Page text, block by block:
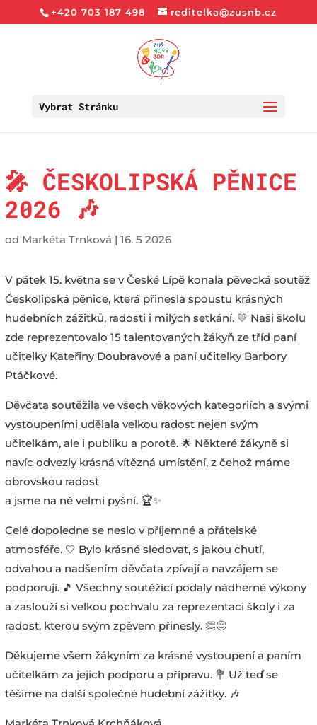
+420 703 187 498 reditelka@zusnb.cz
Vybrat Stránku
🎤 ČESKOLIPSKÁ PĚNICE
2026 🎶
od Markéta Trnková | 16. 5 2026
V pátek 15. května se v České Lípě konala pěvecká soutěž
Českolipská pěnice, která přinesla spoustu krásných
hudebních zážitků, radosti i milých setkání. 💛 Naši školu
zde reprezentovalo 15 talentovaných žákyň ze tříd paní
učitelky Kateřiny Doubravové a paní učitelky Barbory
Ptáčkové.
Děvčata soutěžila ve všech věkových kategoriích a svými
vystoupeními udělala velkou radost nejen svým
učitelkám, ale i publiku a porotě. 🌟 Některé žákyně si
navíc odvezly krásná vítězná umístění, z čehož máme
obrovskou radost
a jsme na ně velmi pyšní. 🏆✨
Celé dopoledne se neslo v příjemné a přátelské
atmosféře. 🤍 Bylo krásné sledovat, s jakou chutí,
odvahou a nadšením děvčata zpívají a navzájem se
podporují. 🎵 Všechny soutěžící podaly nádherné výkony
a zaslouží si velkou pochvalu za reprezentaci školy i za
radost, kterou svým zpěvem přinesly. 👏😊
Děkujeme všem žákyním za krásné vystoupení a paním
učitelkám za jejich podporu a přípravu. 💐 Už teď se
těšíme na další společné hudební zážitky. 🎶